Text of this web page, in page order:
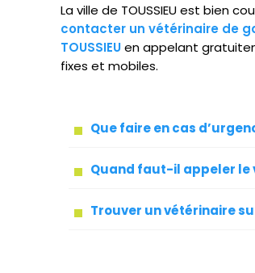
La ville de TOUSSIEU est bien
contacter un vétérinaire de
TOUSSIEUen appelant
fixes et mobiles.
Que faire en cas
Quand faut-il appeler le
Trouver un vétérinaire sur